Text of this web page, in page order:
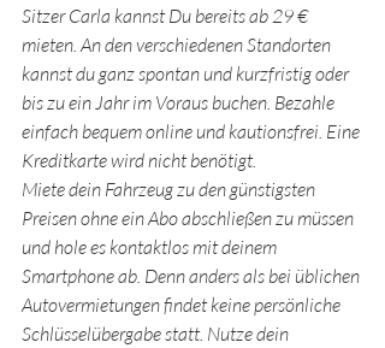
Sitzer Carla kannst Du bereits ab 29 €
mieten. An den verschiedenen Standorten
kannst du ganz spontan und kurzfristig oder
bis zu ein Jahr im Voraus buchen. Bezahle
einfach bequem online und kautionsfrei. Eine
Kreditkarte wird nicht benötigt.
Miete dein Fahrzeug zu den günstigsten
Preisen ohne ein Abo abschließen zu müssen
und hole es kontaktlos mit deinem
Smartphone ab. Denn anders als bei üblichen
Autovermietungen findet keine persönliche
Schlüsselübergabe statt. Nutze dein